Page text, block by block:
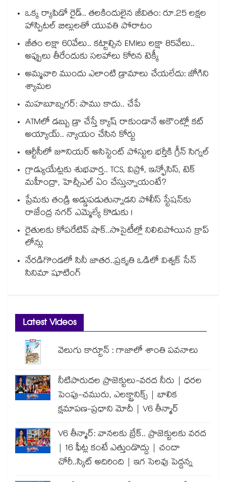
ఒక్క ర్యాపిడో రైడ్.. తలకిందులైన జీవితం: రూ.25 లక్షల
హాస్పిటల్ బిల్లులతో యువతి పోరాటం
జీతం లక్షా 60వేలు.. కట్టాల్సిన EMIలు లక్షా 85వేలు..
అప్పులు తీరేందుకు సలహాలు కోరిన టెక్కీ
అమ్మవారి ముందు ఎలాంటి డ్రామాలు చేయలేదు: జోగిని
శ్యామల
మహబూబ్నగర్: పాము కాదు.. చేపే
ATMలో డబ్బు డ్రా చేస్తే క్యాష్ రాకుండానే అకౌంట్లో కట్
అయ్యాయ్.. న్యాయం చేసిన కోర్టు
ఆర్టీసీలో జూనియర్ అసిస్టెంట్‌‌ పోస్టుల భర్తీకి గ్రీన్‌‌ సిగ్నల్
గ్రాడ్యుయేట్లకు శుభవార్త.. TCS, విప్రో, ఇన్ఫోసిస్, టెక్
మహీంద్రా, హెచ్సీఎల్ ఏం చేస్తున్నాయంటే?
ప్రేమకు తండ్రి అడ్డుపడుతున్నాడని పోలీస్ స్టేషన్⁪కు
రాజేంద్ర నగర్ ఎమ్మెల్యే కొడుకు !
రైతులకు కోపరేటివ్ షాక్..సొసైటీల్లో నిలిచిపోయిన క్రాప్
లోన్లు
నేరడిగొండలో సినీ జాతర..ప్రకృతి ఒడిలో విశ్వక్ సేన్
సినిమా షూటింగ్
Latest Videos
వెలుగు కార్టూన్ : గాజాలో శాంతి పవనాలు
నీటిపారుదల ప్రాజెక్టులు-వరద నీరు | ధరల
పెంపు-చమురు, ఎలక్ట్రానిక్స్ | బాలిక
క్షమాపణ-ప్రధాని మోదీ | V6 తీన్మార్
V6 తీన్మార్: వానలకు బ్రేక్.. ప్రాజెక్టులకు వరద
| 16 ఫీట్ల కంటే ఎత్తుండొద్దు | చందా
చోరీ..స్కిట్ అదిరింది | ఇగ సెలవు పెద్దన్న